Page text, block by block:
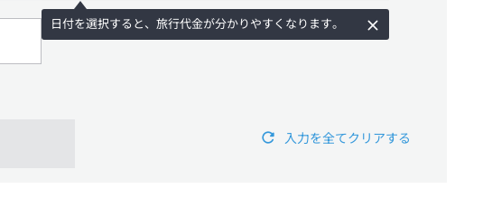
日付を選択すると、旅行代金が分かりやすくなります。
入力を全てクリアする